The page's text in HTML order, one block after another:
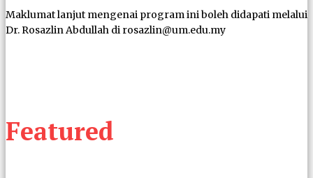
Featured
Maklumat lanjut mengenai program ini boleh didapati melalui
Dr. Rosazlin Abdullah di rosazlin@um.edu.my